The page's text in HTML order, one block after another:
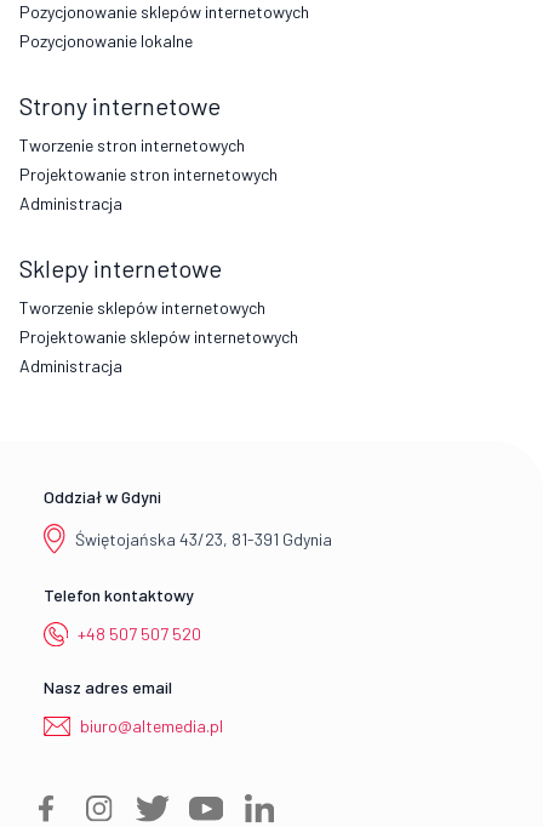
Pozycjonowanie sklepów internetowych
Pozycjonowanie lokalne
Strony internetowe
Tworzenie stron internetowych
Projektowanie stron internetowych
Administracja
Sklepy internetowe
Tworzenie sklepów internetowych
Projektowanie sklepów internetowych
Administracja
Oddział w Gdyni
Świętojańska 43/23, 81-391 Gdynia
Telefon kontaktowy
+48 507 507 520
Nasz adres email
biuro@altemedia.pl